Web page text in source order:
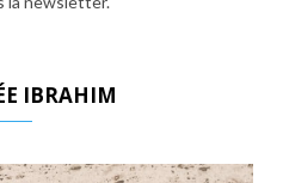
IBRAHIM